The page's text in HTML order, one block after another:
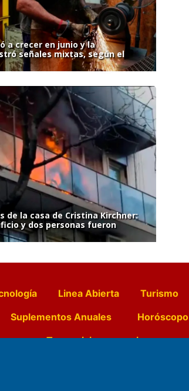
a crecer en junio y la
señales mixtas, según el
de la casa de Cristina Kirchner:
y dos personas fueron
Linea Abierta Turismo
Suplementos Anuales Horóscopo
Transmisiones en vivo